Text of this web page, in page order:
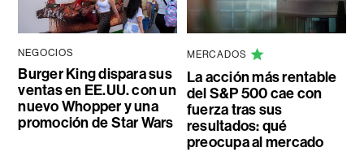
NEGOCIOS
Burger King dispara sus
ventas en EE.UU. con un
nuevo Whopper y una
promoción de Star Wars
MERCADOS
La acción más rentable
del S&P 500 cae con
fuerza tras sus
resultados: qué
preocupa al mercado